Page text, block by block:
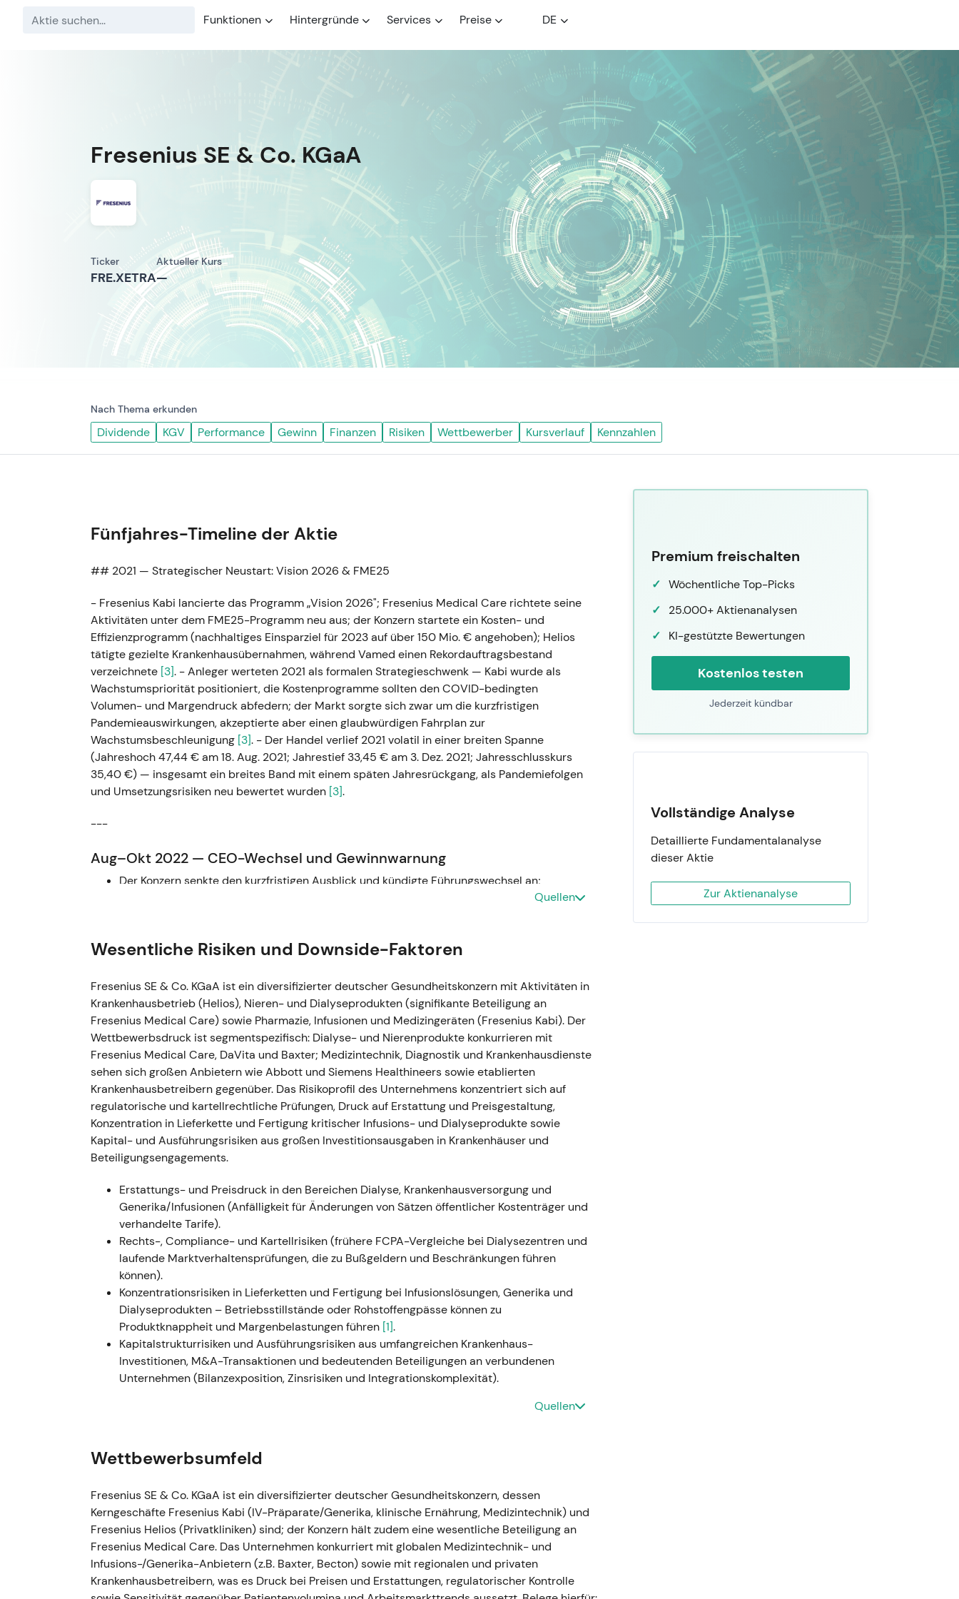
Funktionen Hintergründe Services Preise DE
Fresenius SE & Co. KGaA
Ticker
FRE.XETRA
Aktueller Kurs
—
Nach Thema erkunden
Dividende KGV Performance Gewinn Finanzen Risiken Wettbewerber Kursverlauf Kennzahlen
Fünfjahres-Timeline der Aktie
## 2021 — Strategischer Neustart: Vision 2026 & FME25
- Fresenius Kabi lancierte das Programm „Vision 2026"; Fresenius Medical Care richtete seine
Aktivitäten unter dem FME25-Programm neu aus; der Konzern startete ein Kosten- und
Effizienzprogramm (nachhaltiges Einsparziel für 2023 auf über 150 Mio. € angehoben); Helios
tätigte gezielte Krankenhausübernahmen, während Vamed einen Rekordauftragsbestand
verzeichnete [3]. - Anleger werteten 2021 als formalen Strategieschwenk — Kabi wurde als
Wachstumspriorität positioniert, die Kostenprogramme sollten den COVID-bedingten
Volumen- und Margendruck abfedern; der Markt sorgte sich zwar um die kurzfristigen
Pandemieauswirkungen, akzeptierte aber einen glaubwürdigen Fahrplan zur
Wachstumsbeschleunigung [3]. - Der Handel verlief 2021 volatil in einer breiten Spanne
(Jahreshoch 47,44 € am 18. Aug. 2021; Jahrestief 33,45 € am 3. Dez. 2021; Jahresschlusskurs
35,40 €) — insgesamt ein breites Band mit einem späten Jahresrückgang, als Pandemiefolgen
und Umsetzungsrisiken neu bewertet wurden [3].
---
Aug–Okt 2022 — CEO-Wechsel und Gewinnwarnung
Der Konzern senkte den kurzfristigen Ausblick und kündigte Führungswechsel an;
Langzeit-CEO Stephan Sturm schied aus, Michael Sen wurde mit Wirkung zum 1. Okt.
der Verfehlung des Ausblicks gelesen und erhöhte die wahrgenommenen
Turnarounds einzupreisen[6],[4].
Deutlicher Kursrückgang und erhöhte Volatilität im Aug.–Sep. 2022 als Reaktion auf die
Gewinnwarnung und den CEO-Wechsel[6].
---
Mai–Dez 2023 — Strategiebestätigung: Capital Markets Day und Q4-
Erholung
Fresenius hielt am 25. Mai 2023 einen Capital Markets Day zur Strategieaktualisierung
ab; das Geschäftsjahr 2023 schloss mit einem starken vierten Quartal, das erhöhte
Jahresziel wurde erreicht, und das Management kommunizierte die Erwartung einer
beschleunigten EBIT-Entwicklung für 2024
Die Wahrnehmung verschob sich von „Value-Trap mit Umsetzungsrisiko" hin zu
„Turnaround mit Ergebnisbeschleunigung", da die operativen Einheiten — insbesondere
Kabi und Helios — Dynamik zeigten und die Kostenprogramme zu greifen begannen
[12]
Die Kursentwicklung wechselte von Stabilisierung zu einer Aufwärtsbewegung und einem
Ausbruch zum Jahresende 2023, getragen vom starken Q4 und dem angehobenen
Ausblick
[11]
H1–H2 2024 — Portfoliobereinigung: FMC-Entkonsolidierung und Vamed-
Ausstieg
Fresenius vollzog die Portfoliobereinigung: Die Entkonsolidierung von Fresenius Medical
2024 als Berichtssegment)
Anleger begannen, Fresenius zunehmend als einfacheren, fokussierteren
Priorität; die reduzierte Konglomeratskomplexität und transparentere
Liquiditätsperspektiven verbesserten die Stimmung[11],[5].
Der Markt honorierte die Vereinfachung mit einer erneuten Aufwärtsbewegung und
einem Re-Rating, da die Unsicherheit rund um die Konzernstruktur nachließ[11] ,[5].
---
Quellen
Wesentliche Risiken und Downside-Faktoren
Fresenius SE & Co. KGaA ist ein diversifizierter deutscher Gesundheitskonzern mit Aktivitäten in
Krankenhausbetrieb (Helios), Nieren- und Dialyseprodukten (signifikante Beteiligung an
Fresenius Medical Care) sowie Pharmazie, Infusionen und Medizingeräten (Fresenius Kabi). Der
Wettbewerbsdruck ist segmentspezifisch: Dialyse- und Nierenprodukte konkurrieren mit
Fresenius Medical Care, DaVita und Baxter; Medizintechnik, Diagnostik und Krankenhausdienste
sehen sich großen Anbietern wie Abbott und Siemens Healthineers sowie etablierten
Krankenhausbetreibern gegenüber. Das Risikoprofil des Unternehmens konzentriert sich auf
regulatorische und kartellrechtliche Prüfungen, Druck auf Erstattung und Preisgestaltung,
Konzentration in Lieferkette und Fertigung kritischer Infusions- und Dialyseprodukte sowie
Kapital- und Ausführungsrisiken aus großen Investitionsausgaben in Krankenhäuser und
Beteiligungsengagements.
Erstattungs- und Preisdruck in den Bereichen Dialyse, Krankenhausversorgung und
Generika/Infusionen (Anfälligkeit für Änderungen von Sätzen öffentlicher Kostenträger und
verhandelte Tarife).
Rechts-, Compliance- und Kartellrisiken (frühere FCPA-Vergleiche bei Dialysezentren und
laufende Marktverhaltensprüfungen, die zu Bußgeldern und Beschränkungen führen
können).
Konzentrations­risiken in Lieferketten und Fertigung bei Infusionslösungen, Generika und
Dialyseprodukten – Betriebsstillstände oder Rohstoffengpässe können zu
Produktknappheit und Margenbelastungen führen [1].
Kapitalstrukturrisiken und Ausführungsrisiken aus umfangreichen Krankenhaus-
Investitionen, M&A-Transaktionen und bedeutenden Beteiligungen an verbundenen
Unternehmen (Bilanzexposition, Zinsrisiken und Integrationskomplexität).
Quellen
Wettbewerbsumfeld
Fresenius SE & Co. KGaA ist ein diversifizierter deutscher Gesundheitskonzern, dessen
Kerngeschäfte Fresenius Kabi (IV-Präparate/Generika, klinische Ernährung, Medizintechnik) und
Fresenius Helios (Privatkliniken) sind; der Konzern hält zudem eine wesentliche Beteiligung an
Fresenius Medical Care. Das Unternehmen konkurriert mit globalen Medizintechnik- und
Infusions-/Generika-Anbietern (z.B. Baxter, Becton) sowie mit regionalen und privaten
Krankenhausbetreibern, was es Druck bei Preisen und Erstattungen, regulatorischer Kontrolle
Premium freischalten
Wöchentliche Top-Picks
25.000+ Aktienanalysen
KI-gestützte Bewertungen
Kostenlos testen
Jederzeit kündbar
Vollständige Analyse
Detaillierte Fundamentalanalyse
dieser Aktie
Zur Aktienanalyse